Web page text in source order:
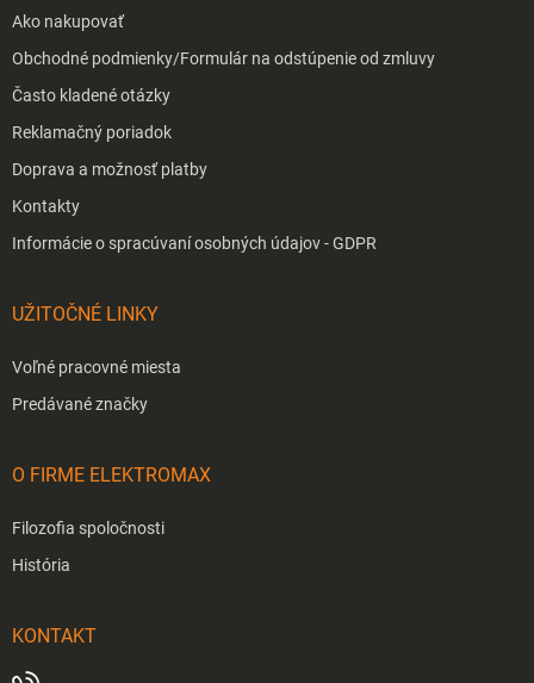
Ako nakupovať
Obchodné podmienky/Formulár na odstúpenie od zmluvy
Často kladené otázky
Reklamačný poriadok
Doprava a možnosť platby
Kontakty
Informácie o spracúvaní osobných údajov - GDPR
UŽITOČNÉ LINKY
Voľné pracovné miesta
Predávané značky
O FIRME ELEKTROMAX
Filozofia spoločnosti
História
KONTAKT